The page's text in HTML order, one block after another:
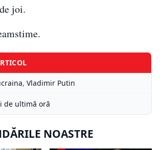
joi.
, Vladimir Putin
de ultimă oră
NOASTRE